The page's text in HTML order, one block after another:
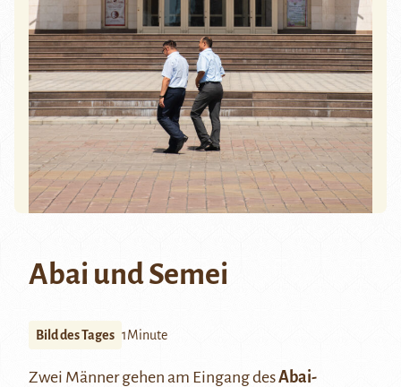
Abai und Semei
Bild des Tages 1Minute
Zwei Männer gehen am Eingang desAbai-